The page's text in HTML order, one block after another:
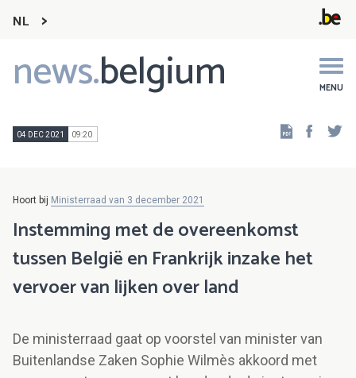
NL
news.belgium MENU
Main
navigation
04 DEC 2021 09:20
Hoort bij Ministerraad van 3 december 2021
Instemming met de overeenkomst
tussen België en Frankrijk inzake het
vervoer van lijken over land
De ministerraad gaat op voorstel van minister van
Buitenlandse Zaken Sophie Wilmès akkoord met